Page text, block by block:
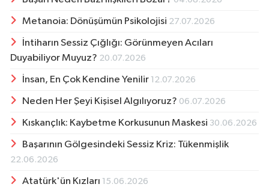
Metanoia: Dönüşümün Psikolojisi 27.07.2026
İntiharın Sessiz Çığlığı: Görünmeyen Acıları
Duyabiliyor Muyuz? 20.07.2026
İnsan, En Çok Kendine Yenilir 12.07.2026
Neden Her Şeyi Kişisel Algılıyoruz? 06.07.2026
Kıskançlık: Kaybetme Korkusunun Maskesi 30.06.2026
Başarının Gölgesindeki Sessiz Kriz: Tükenmişlik
22.06.2026
Atatürk'ün Kızları 15.06.2026